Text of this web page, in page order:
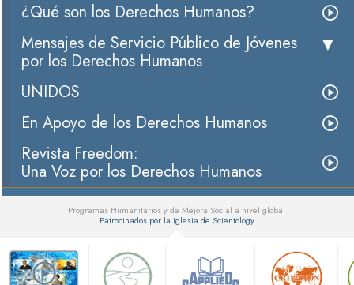
¿Qué son los Derechos Humanos?
Mensajes de Servicio Público de Jóvenes
por los Derechos Humanos
UNIDOS
En Apoyo de los Derechos Humanos
Revista Freedom:
Una Voz por los Derechos Humanos
Programas Humanitarios y de Mejora Social a nivel global
Patrocinados por la Iglesia de Scientology